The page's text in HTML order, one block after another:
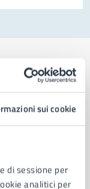
sui cookie
di sessione per
analitici per